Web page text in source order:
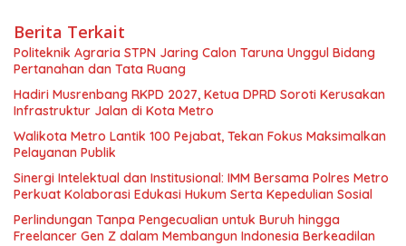
Berita Terkait
Politeknik Agraria STPN Jaring Calon Taruna Unggul Bidang
Pertanahan dan Tata Ruang
Hadiri Musrenbang RKPD 2027, Ketua DPRD Soroti Kerusakan
Infrastruktur Jalan di Kota Metro
Walikota Metro Lantik 100 Pejabat, Tekan Fokus Maksimalkan
Pelayanan Publik
Sinergi Intelektual dan Institusional: IMM Bersama Polres Metro
Perkuat Kolaborasi Edukasi Hukum Serta Kepedulian Sosial
Perlindungan Tanpa Pengecualian untuk Buruh hingga
Freelancer Gen Z dalam Membangun Indonesia Berkeadilan